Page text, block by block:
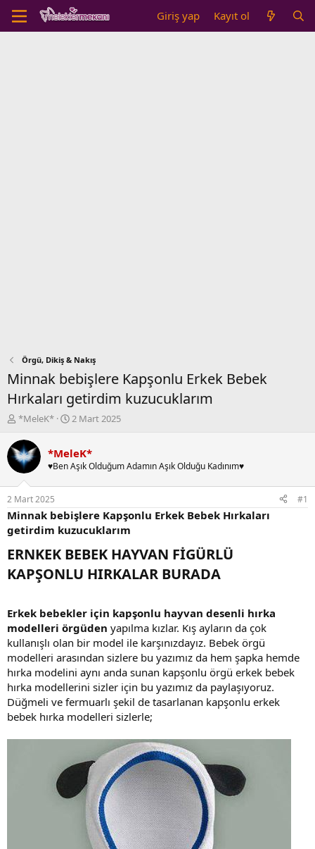
Giriş yap Kayıt ol
Örgü, Dikiş & Nakış
Minnak bebişlere Kapşonlu Erkek Bebek
Hırkaları getirdim kuzucuklarım
K
n
b
u
y
u
b
a
ş
a
t
a
*MeleK*
B
l
a
ı
ç
t
r
h
2 Mart 2025
*MeleK*
♥Ben Aşık Olduğum Adamın Aşık Olduğu Kadınım♥
2 Mart 2025 #1
Minnak bebişlere Kapşonlu Erkek Bebek Hırkaları
getirdim kuzucuklarım
ERNKEK BEBEK HAYVAN FİGÜRLÜ
KAPŞONLU HIRKALAR BURADA
Erkek bebekler için kapşonlu hayvan desenli hırka
modelleri örgüden yapılma kızlar. Kış ayların da çok
kullanışlı olan bir model ile karşınızdayız. Bebek örgü
modelleri arasından sizlere bu yazımız da hem şapka hemde
hırka modelini aynı anda sunan kapşonlu örgü erkek bebek
hırka modellerini sizler için bu yazımız da paylaşıyoruz.
Düğmeli ve fermuarlı şekil de tasarlanan kapşonlu erkek
bebek hırka modelleri sizlerle;